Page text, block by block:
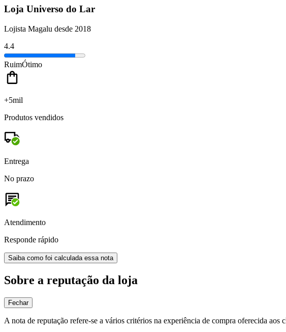
Loja Universo do Lar
Lojista Magalu desde 2018
4.4
RuimÓtimo
+5mil
Produtos vendidos
Entrega
No prazo
Atendimento
Responde rápido
Saiba como foi calculada essa nota
Sobre a reputação da loja
Fechar
A nota de reputação refere-se a vários critérios na experiência de compra oferecida aos